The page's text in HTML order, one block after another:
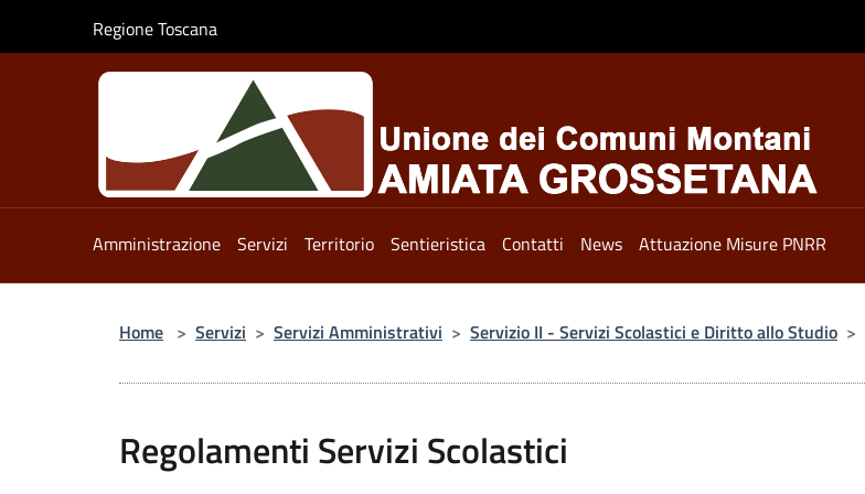
Regione Toscana
Amministrazione Servizi Territorio Sentieristica Contatti News Attuazione Misure PNRR
Home > Servizi > Servizi Amministrativi > Servizio II - Servizi Scolastici e Diritto allo Studio >
Regolamenti Servizi Scolastici